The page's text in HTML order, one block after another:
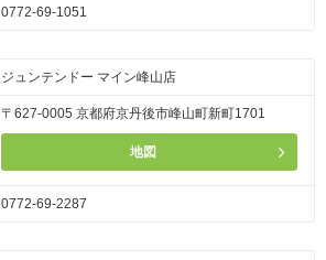
0772-69-1051
ジュンテンドー マイン峰山店
〒627-0005 京都府京丹後市峰山町新町1701
地図
0772-69-2287